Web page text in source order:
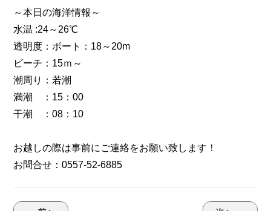
～本日の海洋情報～
水温 :24～26℃
透明度：ボート：18～20m
ビーチ：15ｍ～
潮周り：若潮
満潮 ：15：00
干潮 ：08：10
お越しの際は事前にご連絡をお願い致します！
お問合せ：0557-52-6885